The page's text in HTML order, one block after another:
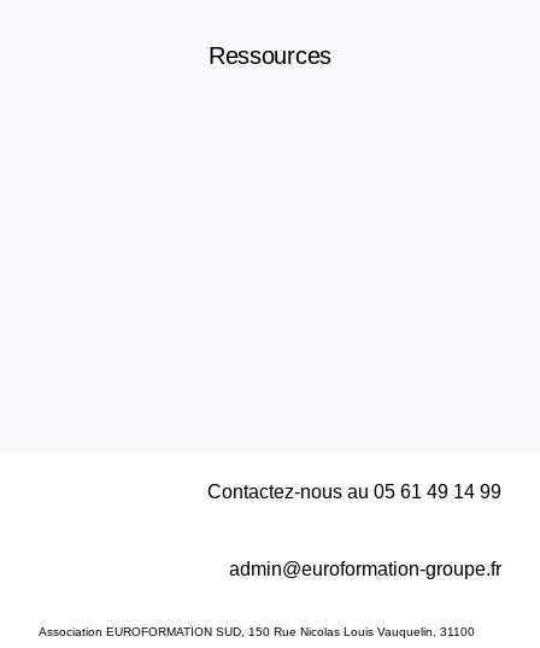
Ressources
Contactez-nous au05 61 49 14 99
admin@euroformation-groupe.fr
Association EUROFORMATION SUD, 150 Rue Nicolas Louis Vauquelin, 31100